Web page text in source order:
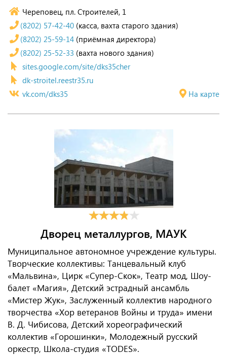
Череповец, пл. Строителей, 1
На карте
(8202) 57-42-40 (касса, вахта старого здания)
(8202) 25-59-14 (приёмная директора)
(8202) 25-52-33 (вахта нового здания)
sites.google.com/site/dks35cher
dk-stroitel.reestr35.ru
vk.com/dks35
Дворец металлургов, МАУК
Муниципальное автономное учреждение культуры.
Творческие коллективы: Танцевальный клуб
«Мальвина», Цирк «Супер-Скок», Театр мод, Шоу-
балет «Магия», Детский эстрадный ансамбль
«Мистер Жук», Заслуженный коллектив народного
творчества «Хор ветеранов Войны и труда» имени
В. Д. Чибисова, Детский хореографический
коллектив «Горошинки», Молодежный русский
оркестр, Школа-студия «TODES».